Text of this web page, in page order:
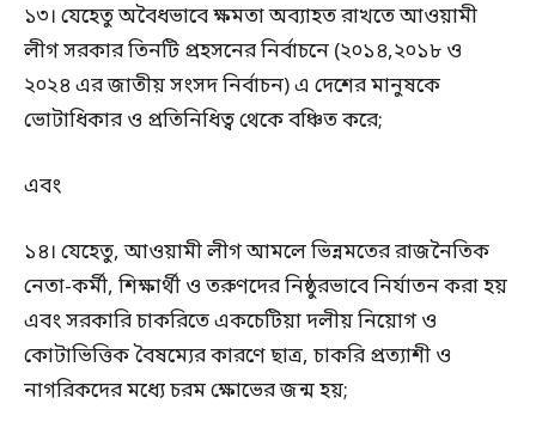
১৩। যেহেতু অবৈধভাবে ক্ষমতা অব্যাহত রাখতে আওয়ামী
লীগ সরকার তিনটি প্রহসনের নির্বাচনে (২০১৪,২০১৮ ও
২০২৪ এর জাতীয় সংসদ নির্বাচন) এ দেশের মানুষকে
ভোটাধিকার ও প্রতিনিধিত্ব থেকে বঞ্চিত করে;
এবং
১৪। যেহেতু, আওয়ামী লীগ আমলে ভিন্নমতের রাজনৈতিক
নেতা-কর্মী, শিক্ষার্থী ও তরুণদের নিষ্ঠুরভাবে নির্যাতন করা হয়
এবং সরকারি চাকরিতে একচেটিয়া দলীয় নিয়োগ ও
কোটাভিত্তিক বৈষম্যের কারণে ছাত্র, চাকরি প্রত্যাশী ও
নাগরিকদের মধ্যে চরম ক্ষোভের জন্ম হয়;